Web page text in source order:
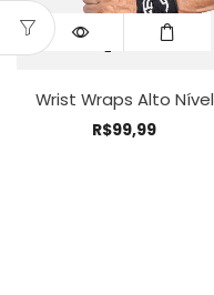
Wrist Wraps Alto Nível
R$99,99